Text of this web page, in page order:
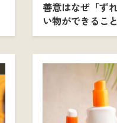
善意はなぜ「ず
い物ができること